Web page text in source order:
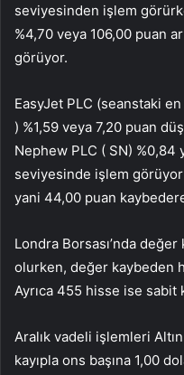
seviyesinden işlem
%4,70 veya 106,00 puan
görüyor.
EasyJet PLC (seanstaki
) %1,59 veya 7,20 puan
Nephew PLC ( SN) %0,84
seviyesinde işlem görüyor
yani 44,00 puan
Londra Borsası’nda değer
olurken, değer kaybeden
Ayrıca 455 hisse ise sabit
Aralık vadeli işlemleri Altın
kayıpla ons başına 1,00